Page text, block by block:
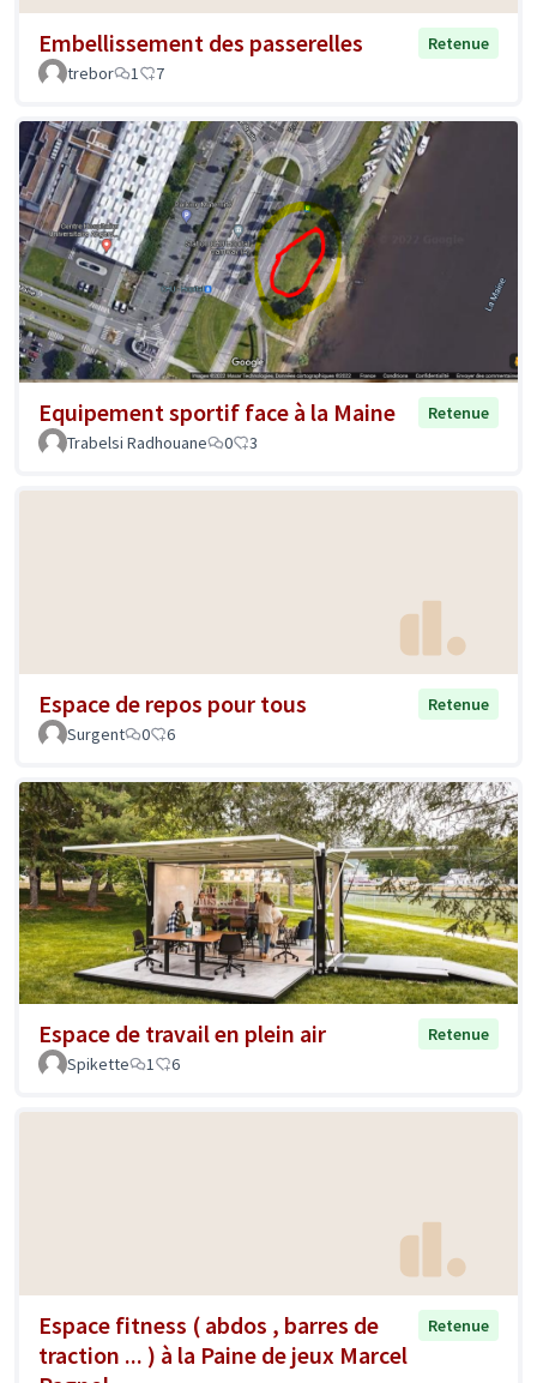
Embellissement des passerelles
Retenue
trebor
1 7
Equipement sportif face à la Maine
Retenue
Trabelsi Radhouane
0 3
Espace de repos pour tous
Retenue
Surgent
0 6
Espace de travail en plein air
Retenue
Spikette
1 6
Espace fitness ( abdos , barres de
traction ... ) à la Paine de jeux Marcel
Retenue